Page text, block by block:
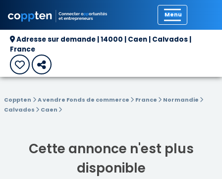
Adresse sur demande | 14000 | Caen | Calvados |
France
Coppten A vendre Fonds de commerce France
Normandie
Calvados
Caen
Cette annonce n'est plus
disponible